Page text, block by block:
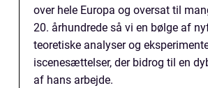
over hele Europa og oversat til
20. århundrede så vi en bølge af
teoretiske analyser og
iscenesættelser, der bidrog til en
af hans arbejde.